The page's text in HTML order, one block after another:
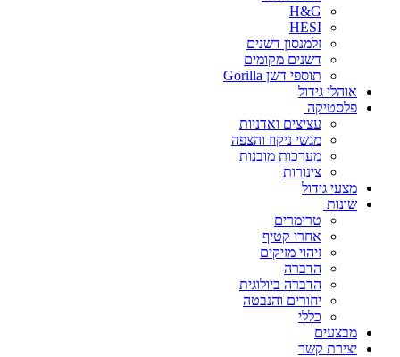
H&G
HESI
זלמנסון דשנים
דשנים מקומים
תוספי דשן Gorilla
אוהלי גידול
פלסטיקה
עציצים ואדניות
מגשי ניקוז והצפה
מערכות מובנות
צינורות
מצעי גידול
שונות
טרימרים
אחרי קטיף
זיהוי מזיקים
הדברה
הדברה ביולוגית
יחורים והנבטה
כללי
מבצעים
יצירת קשר